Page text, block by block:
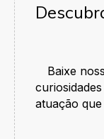
Baixe
atuação